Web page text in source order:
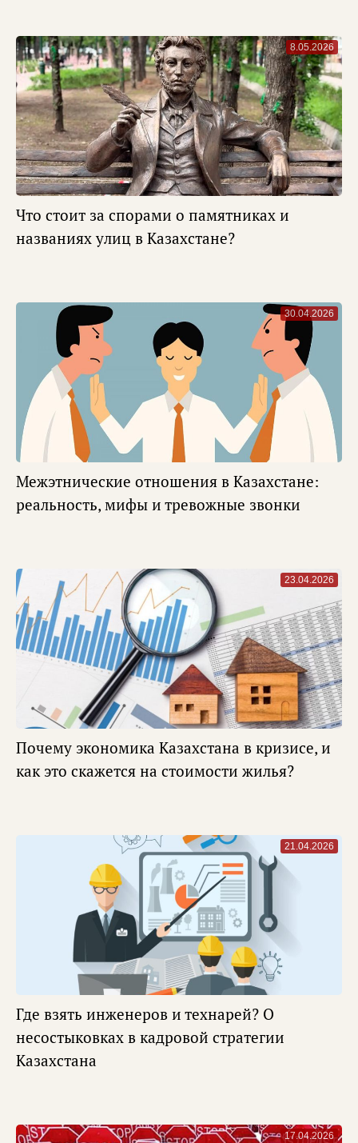
Что стоит за спорами о памятниках и
названиях улиц в Казахстане?
8.05.2026
Межэтнические отношения в Казахстане:
реальность, мифы и тревожные звонки
30.04.2026
Почему экономика Казахстана в кризисе, и
как это скажется на стоимости жилья?
23.04.2026
Где взять инженеров и технарей? О
несостыковках в кадровой стратегии
Казахстана
21.04.2026
17.04.2026